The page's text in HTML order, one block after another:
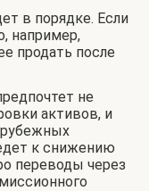
в порядке. Если
например,
продать после
не
активов, и
к снижению
переводы через